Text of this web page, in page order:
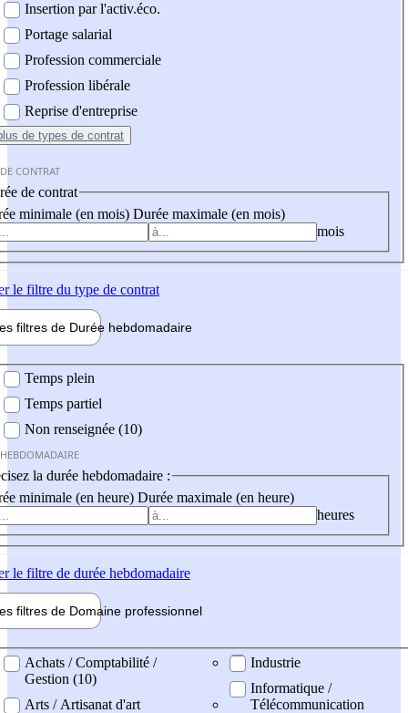
Insertion par l'activ.éco.
Portage salarial
Profession commerciale
Profession libérale
Reprise d'entreprise
de types de contrat
CONTRAT
de contrat
minimale (en mois) Durée maximale (en mois)
mois
le filtre du type de contrat
filtres de Durée hebdomadaire
Temps plein
Temps partiel
Non renseignée (10)
la durée hebdomadaire :
minimale (en heure) Durée maximale (en heure)
heures
le filtre de durée hebdomadaire
filtres de Domaine professionnel
professionel
Achats / Comptabilité /
Gestion (10)
Arts / Artisanat d'art
Industrie
Informatique /
Télécommunication